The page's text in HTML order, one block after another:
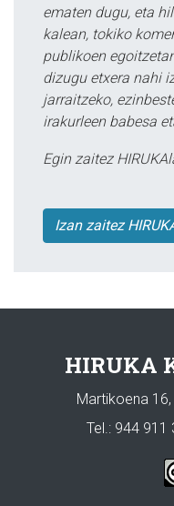
ematen dugu, eta
kalean, tokiko
publikoen
dizugu etxera nahi
jarraitzeko,
irakurleen babesa
Egin zaitez
Izan zaitez
HIRUKA
Martikoena
Tel.: 944 911